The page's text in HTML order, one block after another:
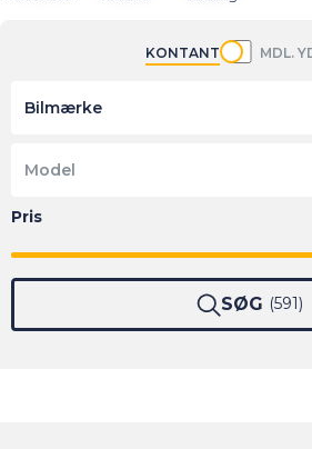
KONTANT MDL.
Bilmærke
Model
SØG 591